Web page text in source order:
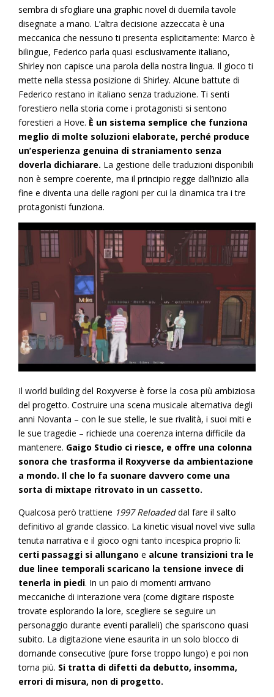
sembra di sfogliare una graphic novel di duemila tavole
disegnate a mano. L’altra decisione azzeccata è una
meccanica che nessuno ti presenta esplicitamente: Marco è
bilingue, Federico parla quasi esclusivamente italiano,
Shirley non capisce una parola della nostra lingua. Il gioco ti
mette nella stessa posizione di Shirley. Alcune battute di
Federico restano in italiano senza traduzione. Ti senti
forestiero nella storia come i protagonisti si sentono
forestieri a Hove. È un sistema semplice che funziona
meglio di molte soluzioni elaborate, perché produce
un’esperienza genuina di straniamento senza
doverla dichiarare. La gestione delle traduzioni disponibili
non è sempre coerente, ma il principio regge dall’inizio alla
fine e diventa una delle ragioni per cui la dinamica tra i tre
protagonisti funziona.
Il world building del Roxyverse è forse la cosa più ambiziosa
del progetto. Costruire una scena musicale alternativa degli
anni Novanta – con le sue stelle, le sue rivalità, i suoi miti e
le sue tragedie – richiede una coerenza interna difficile da
mantenere. Gaigo Studio ci riesce, e offre una colonna
sonora che trasforma il Roxyverse da ambientazione
a mondo. Il che lo fa suonare davvero come una
sorta di mixtape ritrovato in un cassetto.
Qualcosa però trattiene 1997 Reloadeddal fare il salto
definitivo al grande classico. La kinetic visual novel vive sulla
tenuta narrativa e il gioco ogni tanto incespica proprio lì:
certi passaggi si allungano e alcune transizioni tra le
due linee temporali scaricano la tensione invece di
tenerla in piedi. In un paio di momenti arrivano
meccaniche di interazione vera (come digitare risposte
trovate esplorando la lore, scegliere se seguire un
personaggio durante eventi paralleli) che spariscono quasi
subito. La digitazione viene esaurita in un solo blocco di
domande consecutive (pure forse troppo lungo) e poi non
torna più. Si tratta di difetti da debutto, insomma,
errori di misura, non di progetto.